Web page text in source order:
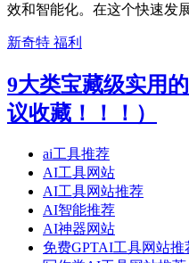
效和智能化。在这个快速发
新奇特 福利
9大类宝藏级实用
议收藏！！！）
ai工具推荐
AI工具网站
AI工具网站推荐
AI智能推荐
AI神器网站
免费GPTAI工具网站推